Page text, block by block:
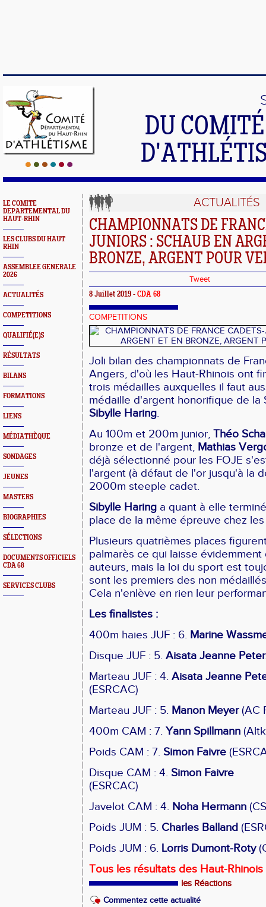
DU
LE COMITE
DEPARTEMENTAL DU
HAUT-RHIN
LES CLUBS DU HAUT
RHIN
ASSEMBLEE GENERALE
2026
ACTUALITÉS
COMPETITIONS
QUALIFIÉ(E)S
RÉSULTATS
BILANS
FORMATIONS
LIENS
MÉDIATHÈQUE
SONDAGES
JEUNES
MASTERS
BIOGRAPHIES
SÉLECTIONS
DOCUMENTS OFFICIELS
CDA 68
SERVICES CLUBS
ACTUALITÉS
CHAMPIONNATS DE
JUNIORS : SCHAUB EN
BRONZE, ARGENT POUR
Tweet
8 Juillet 2019 - CDA 68
COMPETITIONS
Joli bilan des championnats de
Angers, d'où les Haut-Rhinois ont
trois médailles auxquelles il faut
médaille d'argent honorifique de la
Sibylle Haring.
Au 100m et 200m junior, Théo
bronze et de l'argent, Mathias
déjà sélectionné pour les FOJE
l'argent (à défaut de l'or jusqu'à la
2000m steeple cadet.
Sibylle Haring a quant à elle
place de la même épreuve chez
Plusieurs quatrièmes places
palmarès ce qui laisse
auteurs, mais la loi du sport est
sont les premiers des non
Cela n'enlève en rien leur
Les finalistes :
400m haies JUF : 6. Marine
Disque JUF : 5. Aisata Jeanne
Marteau JUF : 4. Aisata Jeanne
(ESRCAC)
Marteau JUF : 5. Manon Meyer(AC
400m CAM : 7. Yann Spillmann
Poids CAM : 7. Simon Faivre
Disque CAM : 4. Simon Faivre
(ESRCAC)
Javelot CAM : 4. Noha Hermann
Poids JUM : 5. Charles Balland
Poids JUM : 6. Lorris Dumont-Roty
Tous les résultats des Haut-Rhinois
les Réactions
Commentez cette actualité